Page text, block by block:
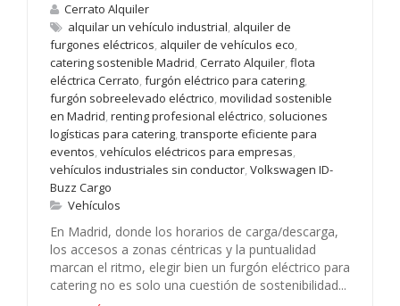
Cerrato Alquiler
alquilar un vehículo industrial, alquiler de
furgones eléctricos, alquiler de vehículos eco,
catering sostenible Madrid, Cerrato Alquiler, flota
eléctrica Cerrato, furgón eléctrico para catering,
furgón sobreelevado eléctrico, movilidad sostenible
en Madrid, renting profesional eléctrico, soluciones
logísticas para catering, transporte eficiente para
eventos, vehículos eléctricos para empresas,
vehículos industriales sin conductor, Volkswagen ID-
Buzz Cargo
Vehículos
En Madrid, donde los horarios de carga/descarga,
los accesos a zonas céntricas y la puntualidad
marcan el ritmo, elegir bien un furgón eléctrico para
catering no es solo una cuestión de sostenibilidad...